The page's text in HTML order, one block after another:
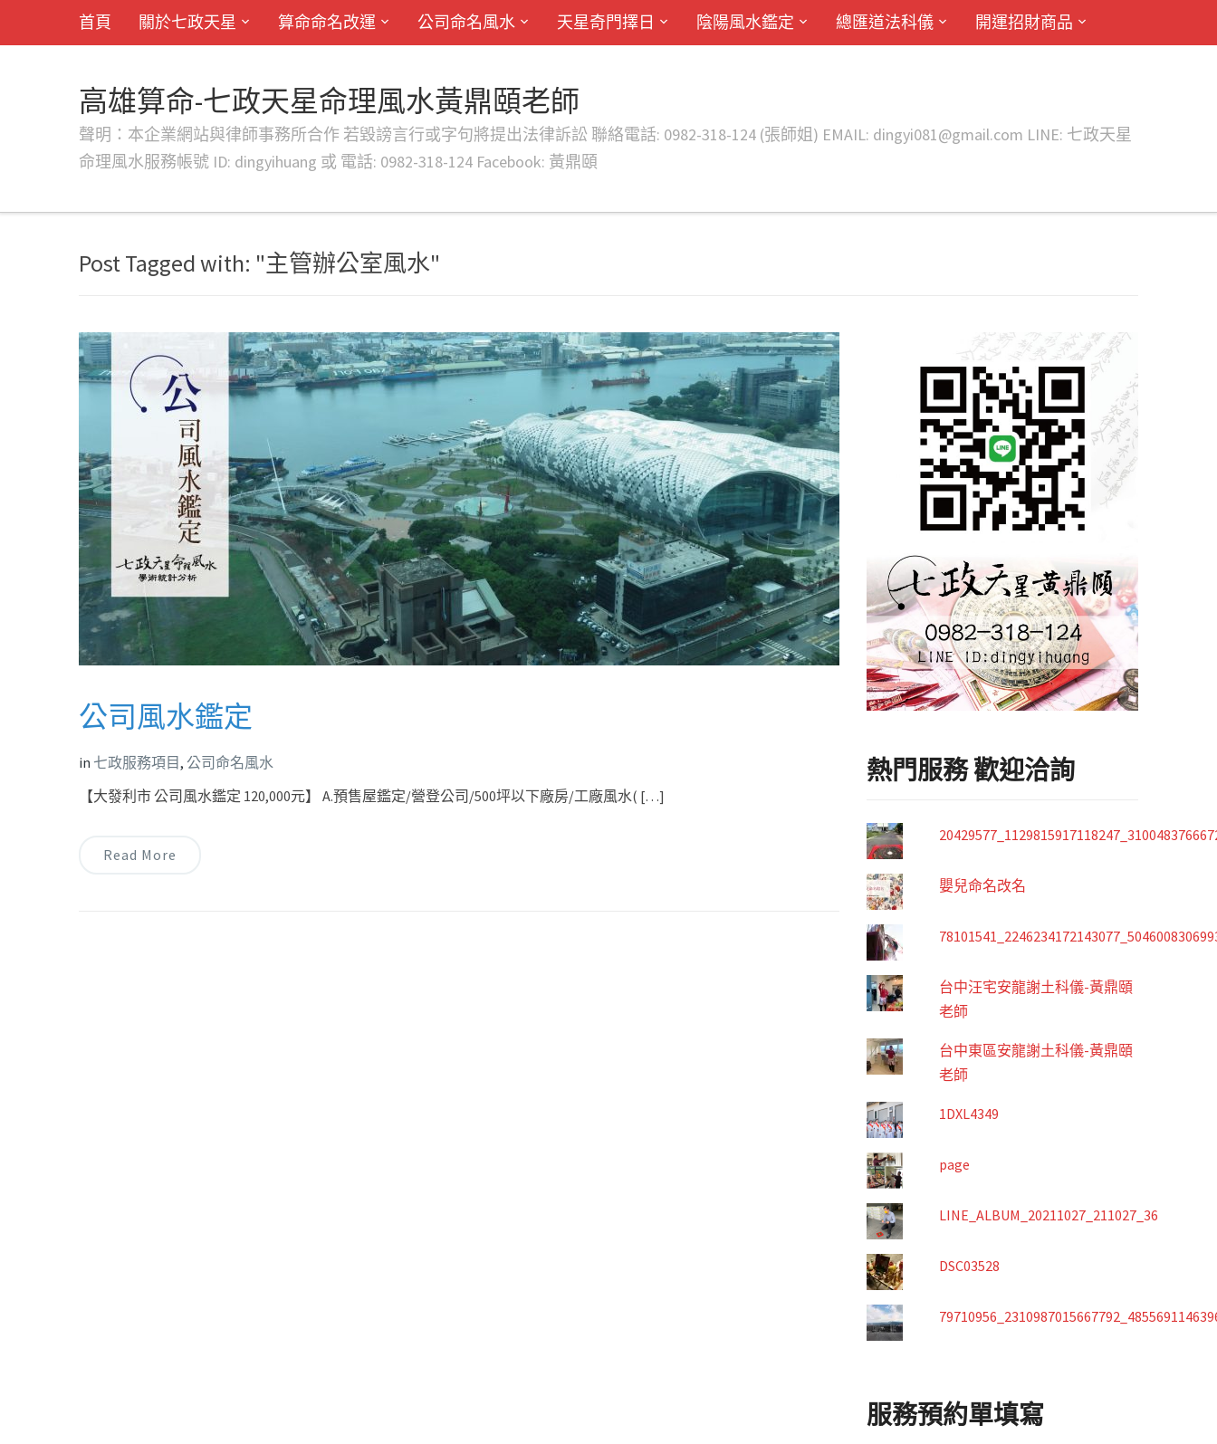
首頁 關於七政天星 算命命名改運 公司命名風水 天星奇門擇日 陰陽風水鑑定 總匯道法科儀 開運招財商品
高雄算命-七政天星命理風水黃鼎頤老師
聲明：本企業網站與律師事務所合作 若毀謗言行或字句將提出法律訴訟 聯絡電話: 0982-318-124 (張師姐) EMAIL: dingyi081@gmail.com LINE: 七政天星
命理風水服務帳號 ID: dingyihuang 或 電話: 0982-318-124 Facebook: 黃鼎頤
Post Tagged with: "主管辦公室風水"
公司風水鑑定
in 七政服務項目 , 公司命名風水
【大發利市 公司風水鑑定 120,000元】 A.預售屋鑑定/營登公司/500坪以下廠房/工廠風水( […]
Read More
熱門服務 歡迎洽詢
嬰兒命名改名
台中汪宅安龍謝土科儀-黃鼎頤
老師
台中東區安龍謝土科儀-黃鼎頤
老師
1DXL4349
page
LINE_ALBUM_20211027_211027_36
DSC03528
服務預約單填寫